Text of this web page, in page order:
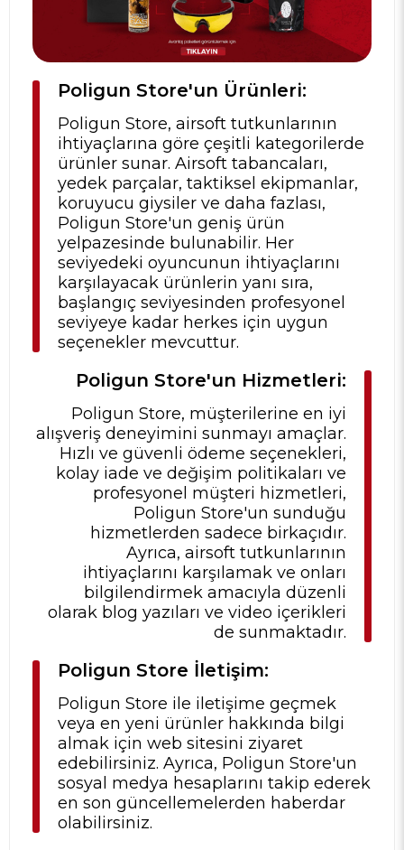
Poligun Store'un Ürünleri:
Poligun Store, airsoft tutkunlarının
ihtiyaçlarına göre çeşitli kategorilerde
ürünler sunar. Airsoft tabancaları,
yedek parçalar, taktiksel ekipmanlar,
koruyucu giysiler ve daha fazlası,
Poligun Store'un geniş ürün
yelpazesinde bulunabilir. Her
seviyedeki oyuncunun ihtiyaçlarını
karşılayacak ürünlerin yanı sıra,
başlangıç seviyesinden profesyonel
seviyeye kadar herkes için uygun
seçenekler mevcuttur.
Poligun Store'un Hizmetleri:
Poligun Store, müşterilerine en iyi
alışveriş deneyimini sunmayı amaçlar.
Hızlı ve güvenli ödeme seçenekleri,
kolay iade ve değişim politikaları ve
profesyonel müşteri hizmetleri,
Poligun Store'un sunduğu
hizmetlerden sadece birkaçıdır.
Ayrıca, airsoft tutkunlarının
ihtiyaçlarını karşılamak ve onları
bilgilendirmek amacıyla düzenli
olarak blog yazıları ve video içerikleri
de sunmaktadır.
Poligun Store İletişim:
Poligun Store ile iletişime geçmek
veya en yeni ürünler hakkında bilgi
almak için web sitesini ziyaret
edebilirsiniz. Ayrıca, Poligun Store'un
sosyal medya hesaplarını takip ederek
en son güncellemelerden haberdar
olabilirsiniz.